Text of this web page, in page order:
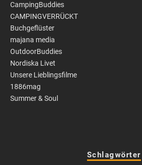
CampingBuddies
CAMPINGVERRÜCKT
Buchgeflüster
majana media
OutdoorBuddies
Nordiska Livet
Unsere Lieblingsfilme
1886mag
Summer & Soul
Schlagwörter